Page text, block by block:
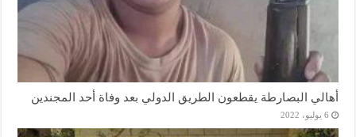
أهالي البصارطة يقطعون الطريق الدولي بعد وفاة أحد المجندين
6 يوليو، 2022